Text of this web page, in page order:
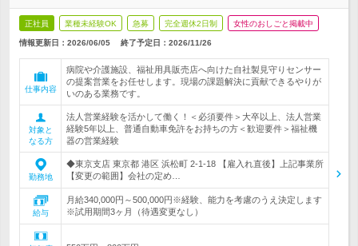
正社員 業種未経験OK 急募 完全週休2日制 女性のおしごと掲載中
情報更新日：2026/06/05 終了予定日： 2026/11/26
仕事内容
病院や介護施設、福祉用具販売店へ向けた自社製見守りセンサー
の提案営業をお任せします。現場の課題解決に貢献できるやりが
いのある業務です。
対象と
なる方
法人営業経験を活かして働く！＜必須要件＞大卒以上、法人営業
経験5年以上、普通自動車免許をお持ちの方＜歓迎要件＞福祉機
器の営業経験
勤務地
◆東京支店 東京都 港区 浜松町 2-1-18 【雇入れ直後】上記事業所
【変更の範囲】会社の定め…
給与
月給340,000円～500,000円※経験、能力を考慮のうえ決定します
※試用期間3ヶ月（待遇変更なし）